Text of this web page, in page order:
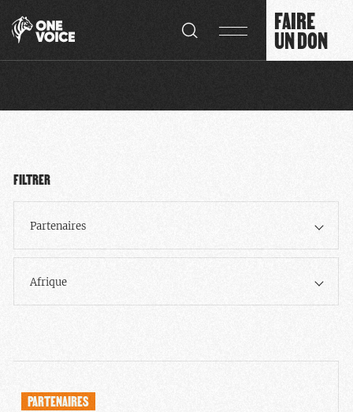
FAIRE
UN DON
FILTRER
Partenaires
Afrique
PARTENAIRES